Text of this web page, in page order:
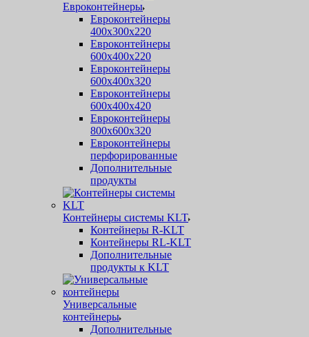
Евроконтейнеры
Евроконтейнеры
400х300х220
Евроконтейнеры
600х400х220
Евроконтейнеры
600х400х320
Евроконтейнеры
600х400х420
Евроконтейнеры
800х600х320
Евроконтейнеры
перфорированные
Дополнительные
продукты
Контейнеры системы KLT
Контейнеры R-KLT
Контейнеры RL-KLT
Дополнительные
продукты к KLT
Универсальные
контейнеры
Дополнительные